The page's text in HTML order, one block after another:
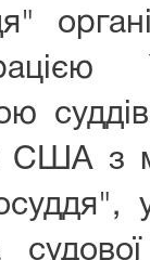
США з